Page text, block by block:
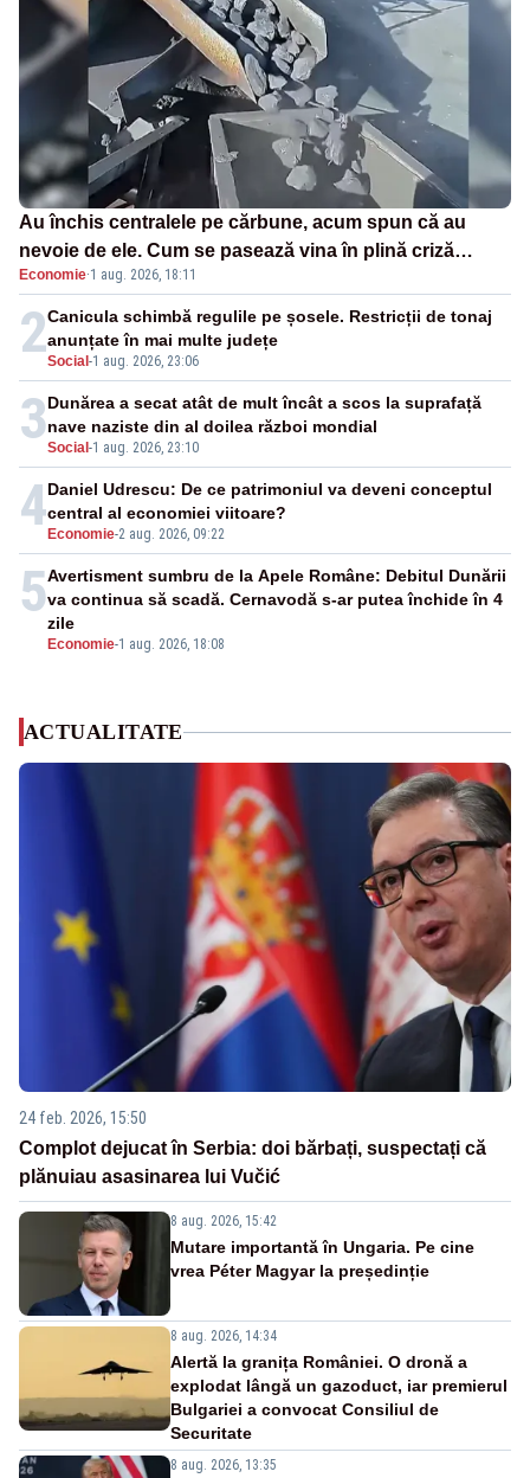
Au închis centralele pe cărbune, acum spun că au
nevoie de ele. Cum se pasează vina în plină criză
energetică
Economie·1 aug. 2026, 18:11
2Social -1 aug. 2026, 23:06
Canicula schimbă regulile pe șosele. Restricții de tonaj
anunțate în mai multe județe
3Social -1 aug. 2026, 23:10
Dunărea a secat atât de mult încât a scos la suprafață
nave naziste din al doilea război mondial
4 Economie-2 aug. 2026, 09:22
Daniel Udrescu: De ce patrimoniul va deveni conceptul
central al economiei viitoare?
5
Economie-1 aug. 2026, 18:08
Avertisment sumbru de la Apele Române: Debitul Dunării
va continua să scadă. Cernavodă s-ar putea închide în 4
zile
ACTUALITATE
24 feb. 2026, 15:50
Complot dejucat în Serbia: doi bărbați, suspectați că
plănuiau asasinarea lui Vučić
8 aug. 2026, 15:42
Mutare importantă în Ungaria. Pe cine
vrea Péter Magyar la președinție
8 aug. 2026, 14:34
Alertă la granița României. O dronă a
explodat lângă un gazoduct, iar premierul
Bulgariei a convocat Consiliul de
Securitate
8 aug. 2026, 13:35